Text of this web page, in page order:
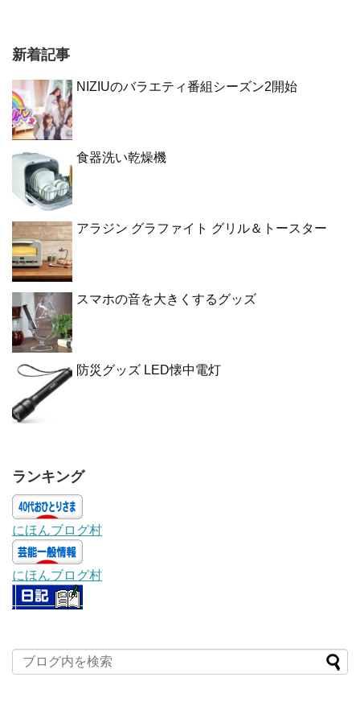
新着記事
NIZIUのバラエティ番組シーズン2開始
食器洗い乾燥機
アラジン グラファイト グリル＆トースター
スマホの音を大きくするグッズ
防災グッズ LED懐中電灯
ランキング
にほんブログ村
にほんブログ村